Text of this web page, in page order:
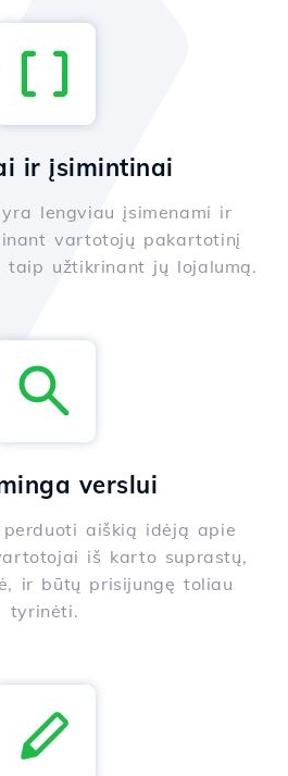
ir įsimintinai
lengviau įsimenami ir
vartotojų pakartotinį
taip užtikrinant jų lojalumą.
verslui
perduoti aiškią idėją apie
iš karto suprastų,
ir būtų prisijungę toliau
tyrinėti.